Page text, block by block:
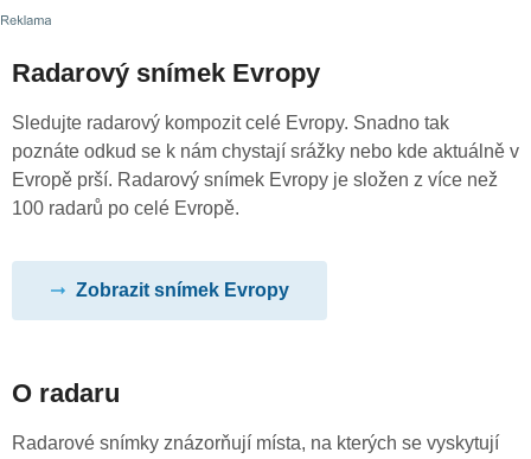
Radarový snímek Evropy
Sledujte radarový kompozit celé Evropy. Snadno tak
poznáte odkud se k nám chystají srážky nebo kde aktuálně v
Evropě prší. Radarový snímek Evropy je složen z více než
100 radarů po celé Evropě.
Zobrazit snímek Evropy
O radaru
Radarové snímky znázorňují místa, na kterých se vyskytují